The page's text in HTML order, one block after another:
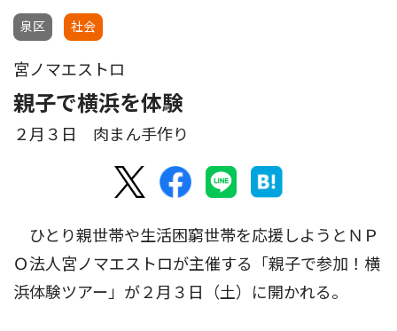
泉区 社会
宮ノマエストロ
親子で横浜を体験
２月３日 肉まん手作り
ひとり親世帯や生活困窮世帯を応援しようとＮＰ
Ｏ法人宮ノマエストロが主催する「親子で参加！横
浜体験ツアー」が２月３日（土）に開かれる。